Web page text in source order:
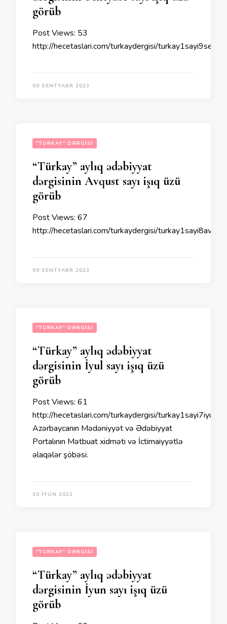
görüb
Post Views: 53
http://hecetaslari.com/turkaydergisi/
09 SENTYABR 2023
"TÜRKAY" DƏRGISI
“Türkay” aylıq ədəbiyyat
dərgisinin Avqust sayı işıq üzü
görüb
Post Views: 67
http://hecetaslari.com/turkaydergisi/
09 SENTYABR 2023
"TÜRKAY" DƏRGISI
“Türkay” aylıq ədəbiyyat
dərgisinin İyul sayı işıq üzü
görüb
Post Views: 61
http://hecetaslari.com/turkaydergisi/
Azərbaycanın Mədəniyyət və Ədəbiyyat
Portalının Mətbuat xidməti və İctimaiyyətlə
əlaqələr şöbəsi.
30 İYUN 2023
"TÜRKAY" DƏRGISI
“Türkay” aylıq ədəbiyyat
dərgisinin İyun sayı işıq üzü
görüb